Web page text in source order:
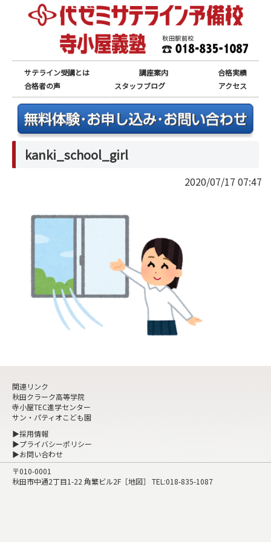
サテライン受講とは 講座案内
合格実績
合格者の声
スタッフブログ アクセス
kanki_school_girl
2020/07/17 07:47
関連リンク
秋田クラーク高等学院
寺小屋TEC進学センター
サン・パティオこども園
▶採用情報
▶プライバシーポリシー
▶お問い合わせ
〒010-0001
秋田市中通2丁目1-22 角繁ビル2F［地図］ TEL:018-835-1087